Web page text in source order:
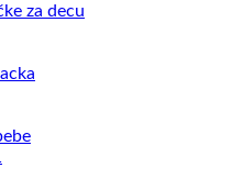
za decu